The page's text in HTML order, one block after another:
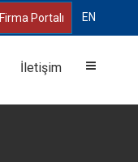
Firma Portalı EN
İletişim